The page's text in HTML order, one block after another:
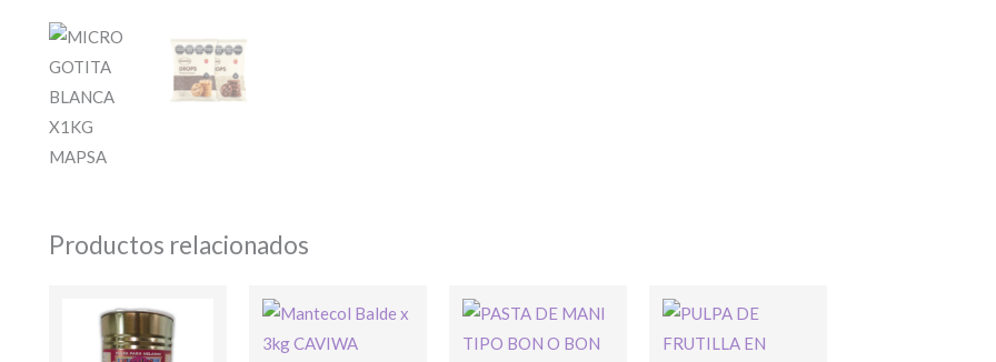
Productos relacionados
Bienvenido/a